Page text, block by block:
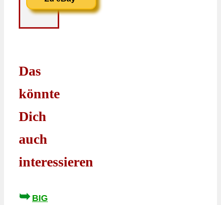
Das
könnte
Dich
auch
interessieren
➥ BIG